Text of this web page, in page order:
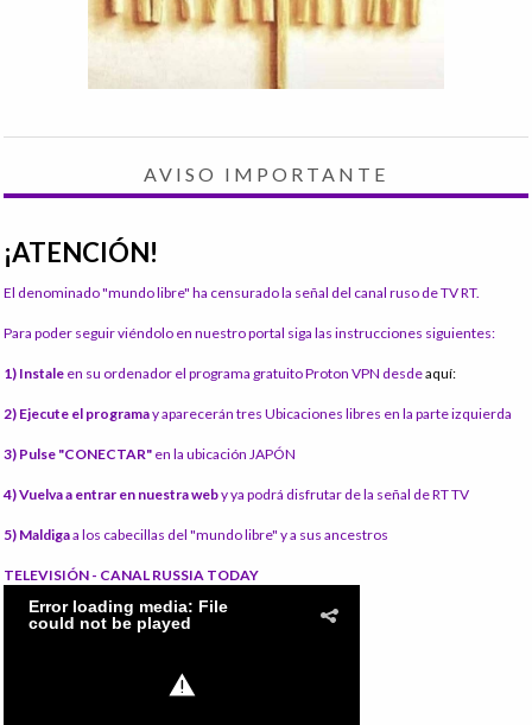
AVISO IMPORTANTE
¡ATENCIÓN!
El denominado "mundo libre" ha censurado la señal del canal ruso de TV RT.
Para poder seguir viéndolo en nuestro portal siga las instrucciones siguientes:
1) Instale en su ordenador el programa gratuito Proton VPN desdeaquí:
2) Ejecute el programay aparecerán tres Ubicaciones libres en la parte izquierda
3) Pulse "CONECTAR" en la ubicación JAPÓN
4) Vuelva a entrar en nuestra weby ya podrá disfrutar de la señal de RT TV
5) Maldigaa los cabecillas del "mundo libre" y a sus ancestros
TELEVISIÓN - CANAL RUSSIA TODAY